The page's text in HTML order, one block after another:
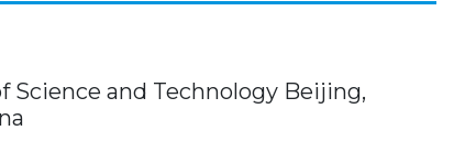
Science and Technology Beijing,